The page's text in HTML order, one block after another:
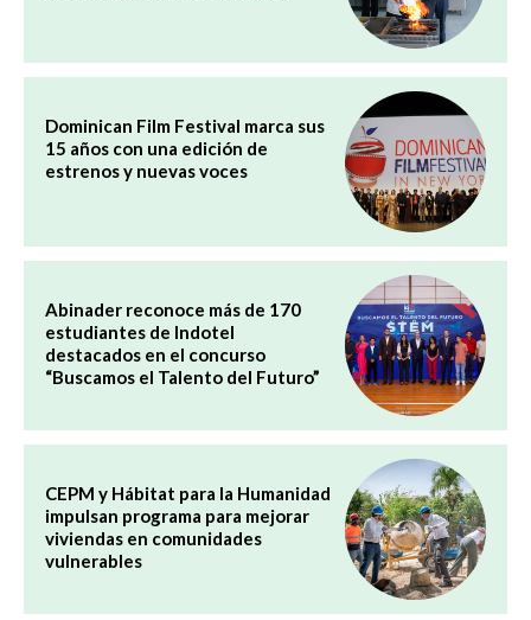
Dominican Film Festival marca sus
15 años con una edición de
estrenos y nuevas voces
Abinader reconoce más de 170
estudiantes de Indotel
destacados en el concurso
“Buscamos el Talento del Futuro”
CEPM y Hábitat para la Humanidad
impulsan programa para mejorar
viviendas en comunidades
vulnerables